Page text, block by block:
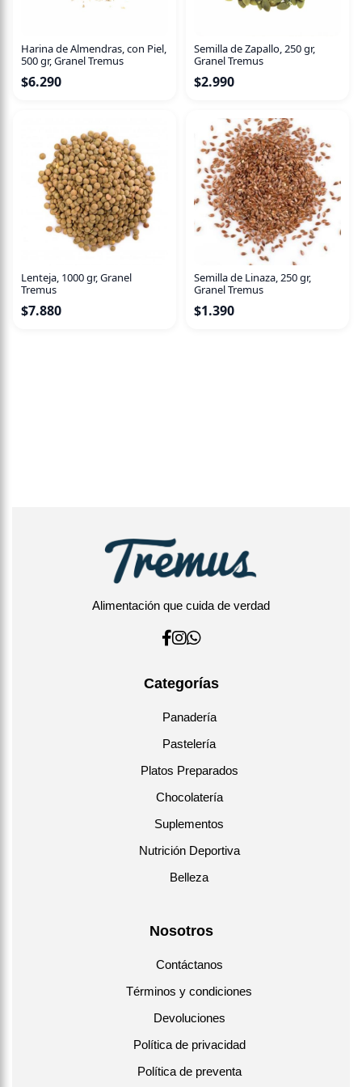
Harina de Almendras, con Piel,
500 gr, Granel Tremus
$6.290
Semilla de Zapallo, 250 gr,
Granel Tremus
$2.990
Lenteja, 1000 gr, Granel
Tremus
$7.880
Semilla de Linaza, 250 gr,
Granel Tremus
$1.390
Alimentación que cuida de verdad
Categorías
Panadería
Pastelería
Platos Preparados
Chocolatería
Suplementos
Nutrición Deportiva
Belleza
Nosotros
Contáctanos
Términos y condiciones
Devoluciones
Política de privacidad
Política de preventa